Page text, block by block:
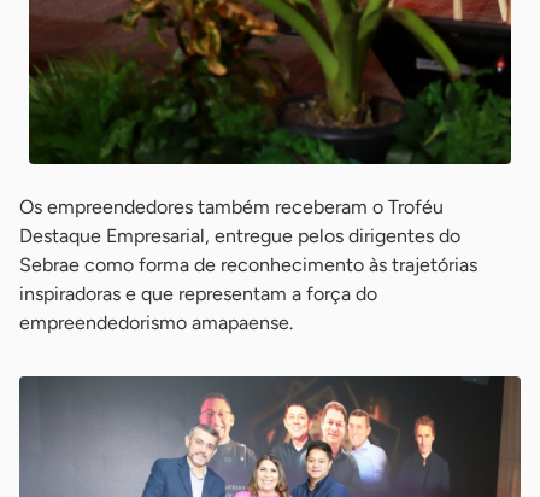
Os empreendedores também receberam o Troféu
Destaque Empresarial, entregue pelos dirigentes do
Sebrae como forma de reconhecimento às trajetórias
inspiradoras e que representam a força do
empreendedorismo amapaense.